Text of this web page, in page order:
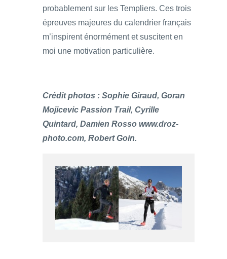
probablement sur les Templiers. Ces trois
épreuves majeures du calendrier français
m’inspirent énormément et suscitent en
moi une motivation particulière.
Crédit photos : Sophie Giraud, Goran
Mojicevic Passion Trail, Cyrille
Quintard, Damien Rosso www.droz-
photo.com, Robert Goin.